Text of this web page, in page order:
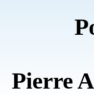
Pierre